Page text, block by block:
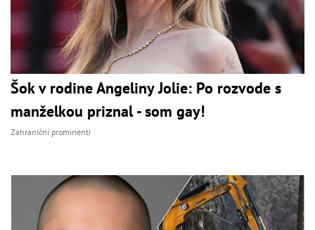
Šok v rodine Angeliny Jolie: Po rozvode s
manželkou priznal - som gay!
Zahraniční prominenti